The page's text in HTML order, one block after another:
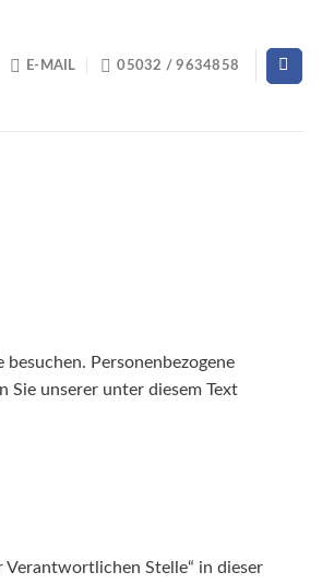
E-MAIL 05032 / 9634858
Personenbezogene
unserer unter diesem Text
Stelle“ in dieser